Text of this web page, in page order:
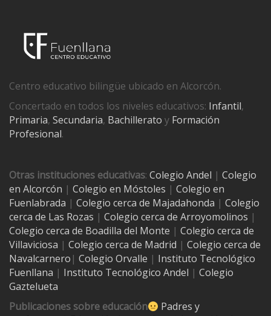
Centro educativo bilingüe ubicado en Alcorcón.
Concertado en todos los niveles educativos: Infantil,
Primaria, Secundaria, Bachillerato y Formación
Profesional.
Otras instituciones educativas: Colegio Andel | Colegio
en Alcorcón | Colegio en Móstoles | Colegio en
Fuenlabrada | Colegio cerca de Majadahonda | Colegio
cerca de Las Rozas | Colegio cerca de Arroyomolinos |
Colegio cerca de Boadilla del Monte | Colegio cerca de
Villaviciosa | Colegio cerca de Madrid | Colegio cerca de
Navalcarnero | Colegio Orvalle | Instituto Tecnológico
Fuenllana | Instituto Tecnológico Andel | Colegio
Gaztelueta
Publicaciones sobre educación
Padres y